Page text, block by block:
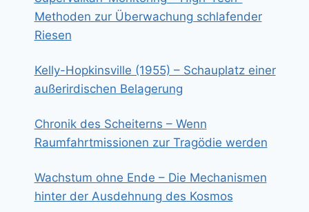
Methoden zur Überwachung schlafender
Riesen
Kelly-Hopkinsville (1955) – Schauplatz einer
außerirdischen Belagerung
Chronik des Scheiterns – Wenn
Raumfahrtmissionen zur Tragödie werden
Wachstum ohne Ende – Die Mechanismen
hinter der Ausdehnung des Kosmos